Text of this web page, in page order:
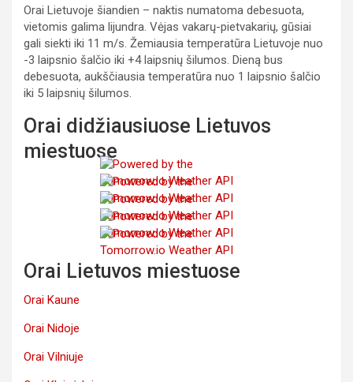
Orai Lietuvoje šiandien – naktis numatoma debesuota,
vietomis galima lijundra. Vėjas vakarų-pietvakarių, gūsiai
gali siekti iki 11 m/s. Žemiausia temperatūra Lietuvoje nuo
-3 laipsnio šalčio iki +4 laipsnių šilumos. Dieną bus
debesuota, aukščiausia temperatūra nuo 1 laipsnio šalčio
iki 5 laipsnių šilumos.
Orai didžiausiuose Lietuvos
miestuose
Orai Lietuvos miestuose
Orai Kaune
Orai Nidoje
Orai Vilniuje